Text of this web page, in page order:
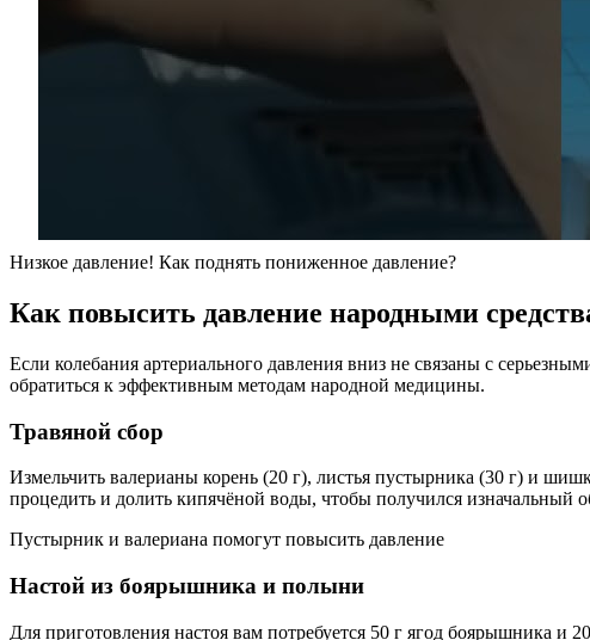
Низкое давление! Как поднять пониженное давление?
Как повысить давление народными
Если колебания артериального давления вниз не связаны с
обратиться к эффективным методам народной медицины.
Травяной сбор
Измельчить валерианы корень (20 г), листья пустырника (30 г) и
процедить и долить кипячёной воды, чтобы получился изначальный
Пустырник и валериана помогут повысить давление
Настой из боярышника и полыни
Для приготовления настоя вам потребуется 50 г ягод боярышника и